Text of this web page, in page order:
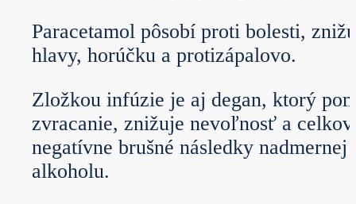
Paracetamol pôsobí proti bolesti,
hlavy, horúčku a protizápalovo.
Zložkou infúzie je aj degan, ktorý
zvracanie, znižuje nevoľnosť a
negatívne brušné následky nadmernej
alkoholu.